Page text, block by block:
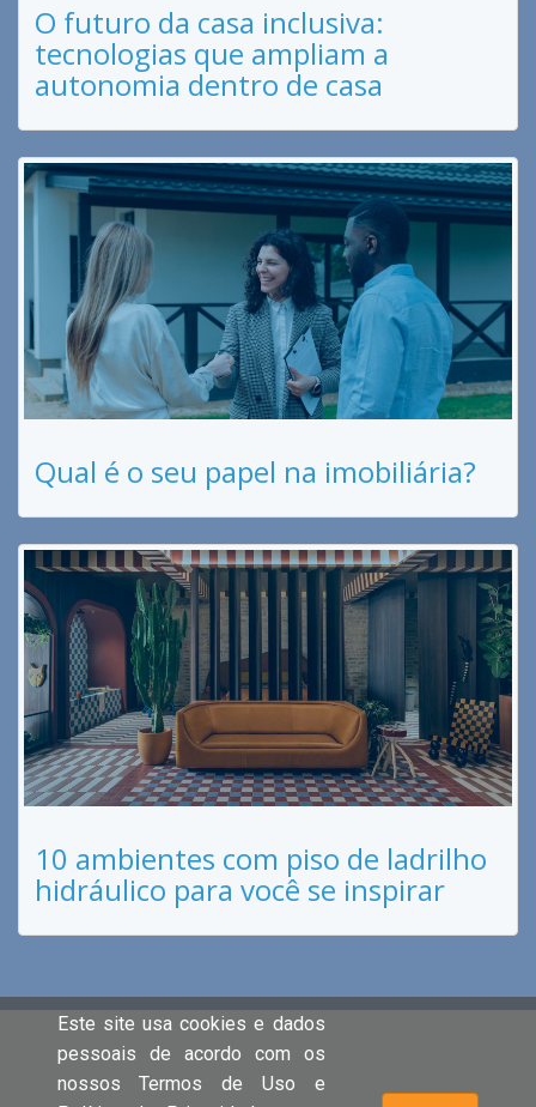
O futuro da casa inclusiva:
tecnologias que ampliam a
autonomia dentro de casa
Qual é o seu papel na imobiliária?
10 ambientes com piso de ladrilho
hidráulico para você se inspirar
Este site usa cookies e dados
pessoais de acordo com os
nossos Termos de Uso e